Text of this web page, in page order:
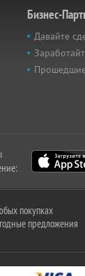
Бизнес-
Давайте
покупках
предложения